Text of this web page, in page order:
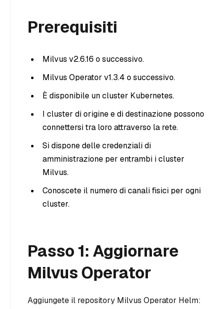
Prerequisiti
Milvus v2.6.16 o successivo.
Milvus Operator v1.3.4 o successivo.
È disponibile un cluster Kubernetes.
I cluster di origine e di destinazione possono
connettersi tra loro attraverso la rete.
Si dispone delle credenziali di
amministrazione per entrambi i cluster
Milvus.
Conoscete il numero di canali fisici per ogni
cluster.
Passo 1: Aggiornare
Milvus Operator
Aggiungete il repository Milvus Operator Helm: